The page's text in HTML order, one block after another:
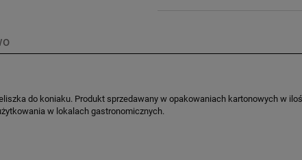
do koniaku. Produkt sprzedawany w opakowaniach kartonowych w
w lokalach gastronomicznych.